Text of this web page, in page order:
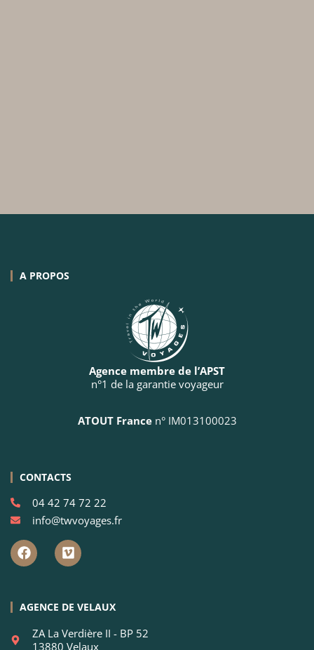
A PROPOS
Agence membre de l’APST
n°1 de la garantie voyageur
ATOUT Francen° IM013100023
CONTACTS
04 42 74 72 22
info@twvoyages.fr
AGENCE DE VELAUX
ZA La Verdière II - BP 52
13880 Velaux